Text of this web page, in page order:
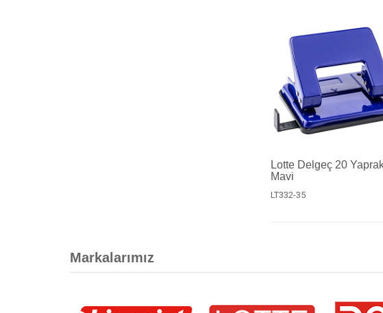
Lotte Delgeç 20
Mavi
LT332-35
Markalarımız